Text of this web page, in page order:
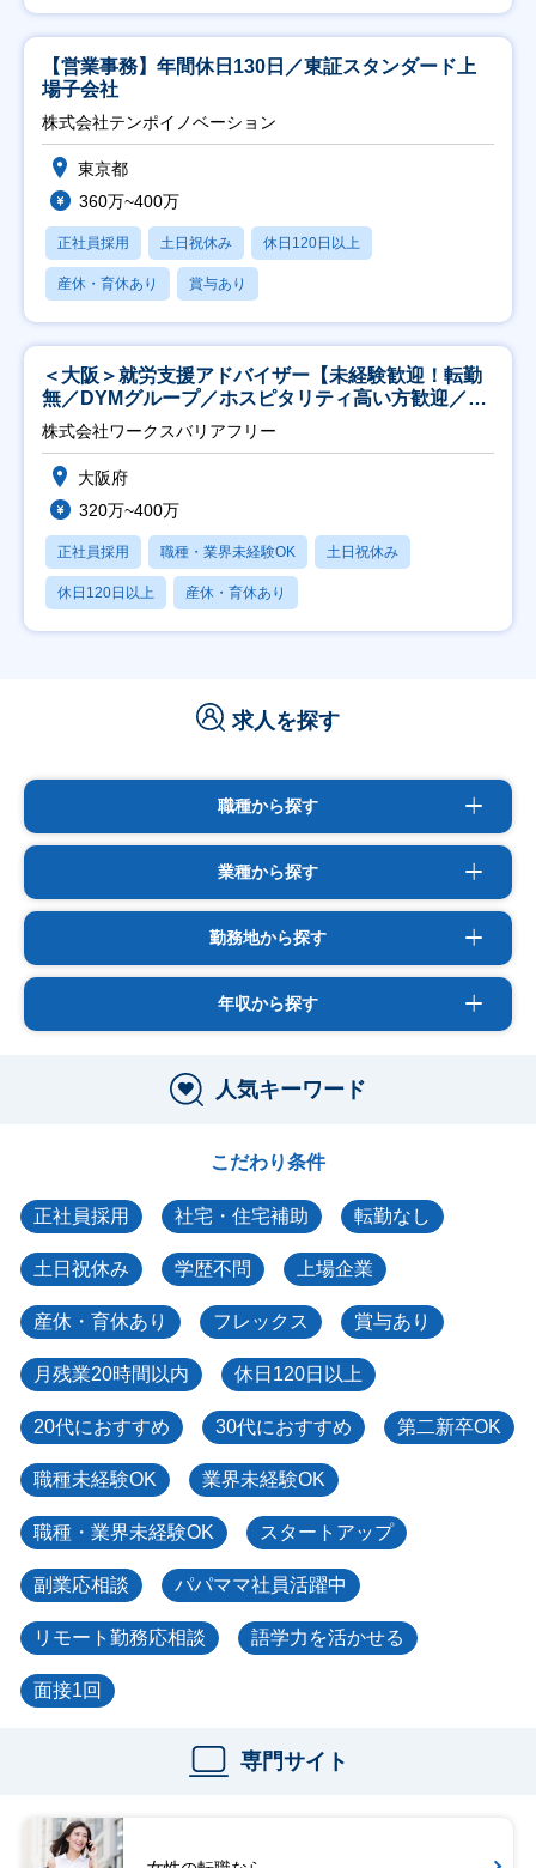
【営業事務】年間休日130日／東証スタンダード上
場子会社
株式会社テンポイノベーション
東京都
360万~400万
正社員採用 土日祝休み 休日120日以上
産休・育休あり 賞与あり
＜大阪＞就労支援アドバイザー【未経験歓迎！転勤
無／DYMグループ／ホスピタリティ高い方歓迎／土
日祝】
株式会社ワークスバリアフリー
大阪府
320万~400万
正社員採用 職種・業界未経験OK 土日祝休み
休日120日以上 産休・育休あり
求人を探す
職種から探す
業種から探す
勤務地から探す
年収から探す
人気キーワード
こだわり条件
正社員採用 社宅・住宅補助 転勤なし
土日祝休み 学歴不問 上場企業
産休・育休あり フレックス 賞与あり
月残業20時間以内 休日120日以上
20代におすすめ 30代におすすめ 第二新卒OK
職種未経験OK 業界未経験OK
職種・業界未経験OK スタートアップ
副業応相談 パパママ社員活躍中
リモート勤務応相談 語学力を活かせる
面接1回
専門サイト